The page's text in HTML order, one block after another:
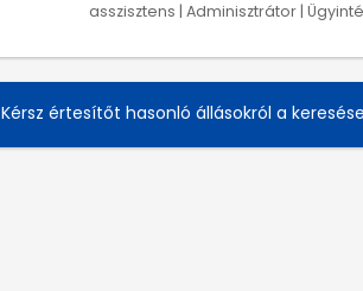
asszisztens | Adminisztrátor |
Kérsz értesítőt hasonló állásokról a